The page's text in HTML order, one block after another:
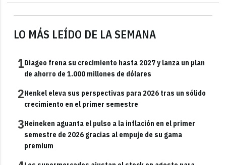
LO MÁS LEÍDO DE LA SEMANA
1Diageo frena su crecimiento hasta 2027 y lanza un plan
de ahorro de 1.000 millones de dólares
2Henkel eleva sus perspectivas para 2026 tras un sólido
crecimiento en el primer semestre
3Heineken aguanta el pulso a la inflación en el primer
semestre de 2026 gracias al empuje de su gama
premium